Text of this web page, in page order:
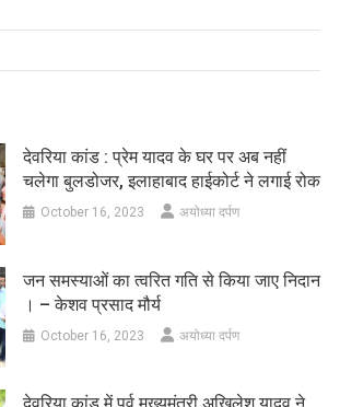
देवरिया कांड : प्रेम यादव के घर पर अब नहीं
चलेगा बुलडोजर, इलाहाबाद हाईकोर्ट ने लगाई रोक
October 16, 2023 अयोध्या दर्पण
जन समस्याओं का त्वरित गति से किया जाए निदान
। – केशव प्रसाद मौर्य
October 16, 2023 अयोध्या दर्पण